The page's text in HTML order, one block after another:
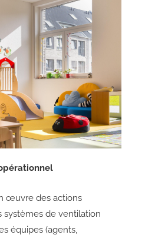
œuvre des actions
systèmes de ventilation
équipes (agents,